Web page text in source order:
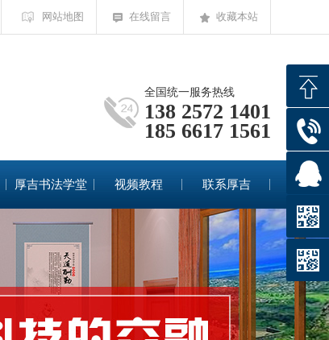
收藏本站
在线留言
网站地图
全国统一服务热线
138 2572 1401
185 6617 1561
厚吉书法学堂 视频教程 联系厚吉